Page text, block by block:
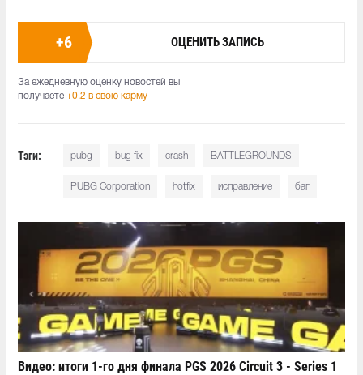
+6 ОЦЕНИТЬ ЗАПИСЬ
За ежедневную оценку новостей вы
получаете +0.2 в свою карму
Тэги: pubg bug fix crash BATTLEGROUNDS
PUBG Corporation hotfix исправление баг
Видео: итоги 1-го дня финала PGS 2026 Circuit 3 - Series 1